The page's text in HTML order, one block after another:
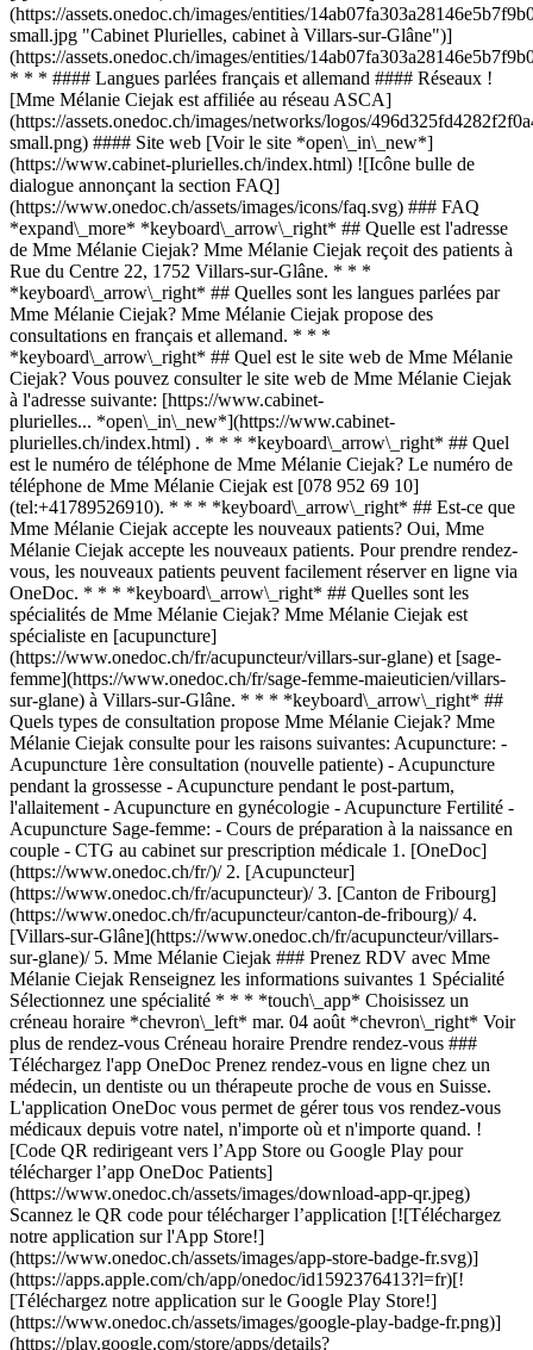
(https://assets.onedoc.ch/images/entities/
small.jpg "Cabinet Plurielles, cabinet à Villars-sur-Glâne")]
(https://assets.onedoc.ch/images/entities/
* * * #### Langues parlées français et allemand #### Réseaux !
[Mme Mélanie Ciejak est affiliée au réseau ASCA]
(https://assets.onedoc.ch/images/networks/logos/
small.png) #### Site web [Voir le site *open\_in\_new*]
(https://www.cabinet-plurielles.ch/index.html) ![Icône bulle de
dialogue annonçant la section FAQ]
(https://www.onedoc.ch/assets/images/icons/faq.svg) ### FAQ
*expand\_more* *keyboard\_arrow\_right* ## Quelle est l'adresse
de Mme Mélanie Ciejak? Mme Mélanie Ciejak reçoit des patients à
Rue du Centre 22, 1752 Villars-sur-Glâne. * * *
*keyboard\_arrow\_right* ## Quelles sont les langues parlées par
Mme Mélanie Ciejak? Mme Mélanie Ciejak propose des
consultations en français et allemand. * * *
*keyboard\_arrow\_right* ## Quel est le site web de Mme Mélanie
Ciejak? Vous pouvez consulter le site web de Mme Mélanie Ciejak
à l'adresse suivante: [https://www.cabinet-
plurielles... *open\_in\_new*](https://www.cabinet-
plurielles.ch/index.html) . * * * *keyboard\_arrow\_right* ## Quel
est le numéro de téléphone de Mme Mélanie Ciejak? Le numéro de
téléphone de Mme Mélanie Ciejak est [078 952 69 10]
(tel:+41789526910). * * * *keyboard\_arrow\_right* ## Est-ce que
Mme Mélanie Ciejak accepte les nouveaux patients? Oui, Mme
Mélanie Ciejak accepte les nouveaux patients. Pour prendre rendez-
vous, les nouveaux patients peuvent facilement réserver en ligne via
OneDoc. * * * *keyboard\_arrow\_right* ## Quelles sont les
spécialités de Mme Mélanie Ciejak? Mme Mélanie Ciejak est
spécialiste en [acupuncture]
(https://www.onedoc.ch/fr/acupuncteur/villars-sur-glane) et [sage-
femme](https://www.onedoc.ch/fr/sage-femme-maieuticien/villars-
sur-glane) à Villars-sur-Glâne. * * * *keyboard\_arrow\_right* ##
Quels types de consultation propose Mme Mélanie Ciejak? Mme
Mélanie Ciejak consulte pour les raisons suivantes: Acupuncture: -
Acupuncture 1ère consultation (nouvelle patiente) - Acupuncture
pendant la grossesse - Acupuncture pendant le post-partum,
l'allaitement - Acupuncture en gynécologie - Acupuncture Fertilité -
Acupuncture Sage-femme: - Cours de préparation à la naissance en
couple - CTG au cabinet sur prescription médicale 1. [OneDoc](https://www.onedoc.ch/fr/)/ 2. [Acupuncteur](https://www.onedoc.ch/fr/acupuncteur)/ 3. [Canton de Fribourg](https://www.onedoc.ch/fr/acupuncteur/canton-de-fribourg)/ 4. [Villars-sur-Glâne](https://www.onedoc.ch/fr/acupuncteur/villars-sur-glane)/ 5. Mme Mélanie Ciejak ### Prenez RDV avec Mme Mélanie Ciejak Renseignez les informations suivantes 1 Spécialité Sélectionnez une spécialité * * * *touch\_app* Choisissez un créneau horaire *chevron\_left* mar. 04 août *chevron\_right* Voir plus de rendez-vous Créneau horaire Prendre rendez-vous ### Téléchargez l'app OneDoc Prenez rendez-vous en ligne chez un médecin, un dentiste ou un thérapeute proche de vous en Suisse. L'application OneDoc vous permet de gérer tous vos rendez-vous médicaux depuis votre natel, n'importe où et n'importe quand. ![Code QR redirigeant vers l’App Store ou Google Play pour télécharger l’app OneDoc Patients](https://www.onedoc.ch/assets/images/download-app-qr.jpeg) Scannez le QR code pour télécharger l’application [![Téléchargez notre application sur l'App Store!](https://www.onedoc.ch/assets/images/app-store-badge-fr.svg)](https://apps.apple.com/ch/app/onedoc/id1592376413?l=fr)[![Téléchargez notre application sur le Google Play Store!](https://www.onedoc.ch/assets/images/google-play-badge-fr.png)](https://play.google.com/store/apps/details?id=ch.onedoc.patient&hl=fr-CH) *keyboard\_arrow\_right* ## Spécialités associées [Acupuncteur à Lausanne](https://www.onedoc.ch/fr/acupuncteur/lausanne)[Acupuncteur à Neuchâtel](https://www.onedoc.ch/fr/acupuncteur/neuchatel)[Acupuncteur à Vevey](https://www.onedoc.ch/fr/acupuncteur/vevey)[Acupuncteur à Marly](https://www.onedoc.ch/fr/acupuncteur/marly)[Acupuncteur à Villars-sur-Glâne](https://www.onedoc.ch/fr/acupuncteur/villars-sur-glane)[Acupuncteur à Romont FR](https://www.onedoc.ch/fr/acupuncteur/romont?state=FR)[Acupuncteur à Berne](https://www.onedoc.ch/fr/acupuncteur/berne)[Acupuncteur à Fribourg](https://www.onedoc.ch/fr/acupuncteur/fribourg)[Acupuncteur à Yverdon-les-Bains](https://www.onedoc.ch/fr/acupuncteur/yverdon-les-bains)[Acupuncteur à Pully](https://www.onedoc.ch/fr/acupuncteur/pully)[Acupuncteur à Bulle](https://www.onedoc.ch/fr/acupuncteur/bulle)[Acupuncteur à Bienne](https://www.onedoc.ch/fr/acupuncteur/bienne)[Acupuncteur à Châtel-Saint-Denis](https://www.onedoc.ch/fr/acupuncteur/chatel-saint-denis)[Acupuncteur à Montreux](https://www.onedoc.ch/fr/acupuncteur/montreux)[Acupuncteur à Oulens-sous-Echallens](https://www.onedoc.ch/fr/acupuncteur/oulens-sous-echallens)[Acupuncteur à Payerne](https://www.onedoc.ch/fr/acupuncteur/payerne)[Acupuncteur à Cheseaux-sur-Lausanne](https://www.onedoc.ch/fr/acupuncteur/cheseaux-sur-lausanne)[Acupuncteur à Estavayer](https://www.onedoc.ch/fr/acupuncteur/estavayer)[Acupuncteur à Blonay - Saint-Légier](https://www.onedoc.ch/fr/acupuncteur/blonay-saint-legier)[Acupuncteur à Corsier-sur-Vevey](https://www.onedoc.ch/fr/acupuncteur/corsier-sur-vevey)[Acupuncteur à Saint-Aubin](https://www.onedoc.ch/fr/acupuncteur/saint-aubin) *keyboard\_arrow\_right* ## Recherches fréquentes [Physiothérapeute à Lausanne](https://www.onedoc.ch/fr/physiotherapeute/lausanne)[Psychologue à Lausanne](https://www.onedoc.ch/fr/psychologue/lausanne)[Masseur classique à Lausanne](https://www.onedoc.ch/fr/masseur-classique/lausanne)[Ostéopathe à Lausanne](https://www.onedoc.ch/fr/osteopathe/lausanne)[Médecin généraliste à Lausanne](https://www.onedoc.ch/fr/medecin-generaliste/lausanne)[Médecin généraliste à Berne](https://www.onedoc.ch/fr/medecin-generaliste/berne)[Gynécologue obstétricien à Berne](https://www.onedoc.ch/fr/gynecologue-obstetricien/berne)[Thérapeute en drainage lymphatique à Lausanne](https://www.onedoc.ch/fr/therapeute-en-drainage-lymphatique/lausanne)[Physiothérapeute à Berne](https://www.onedoc.ch/fr/physiotherapeute/berne)[Réflexologue à Lausanne](https://www.onedoc.ch/fr/reflexologue/lausanne)[Médecin-dentiste à Lausanne](https://www.onedoc.ch/fr/medecin-dentiste/lausanne)[Ophtalmologue à Lausanne](https://www.onedoc.ch/fr/ophtalmologue/lausanne)[Ophtalmologue à Berne](https://www.onedoc.ch/fr/ophtalmologue/berne)[Acupuncteur à Lausanne](https://www.onedoc.ch/fr/acupuncteur/lausanne)[Masseur thérapeutique à Lausanne](https://www.onedoc.ch/fr/masseur-therapeutique/lausanne)[Thérapeute en hypnose à Lausanne](https://www.onedoc.ch/fr/therapeute-en-hypnose/lausanne)[Spécialiste en médecine interne générale à Berne](https://www.onedoc.ch/fr/specialiste-en-medecine-interne-generale/berne)[Thérapeute en nutrition MCO à Lausanne](https://www.onedoc.ch/fr/therapeute-en-nutrition-mco/lausanne)[Ostéopathe à Fribourg](https://www.onedoc.ch/fr/osteopathe/fribourg)[Naturopathe MCO/TEN à Lausanne](https://www.onedoc.ch/fr/naturopathe-mco-ten/lausanne)[Gynécologue obstétricien à Lausanne](https://www.onedoc.ch/fr/gynecologue-obstetricien/lausanne) *keyboard\_arrow\_right* ## Annuaire des professionnels de santé suisses [Liste des praticiens](https://www.onedoc.ch/fr/annuaire) [A](https://www.onedoc.ch/fr/annuaire/A) [B](https://www.onedoc.ch/fr/annuaire/B) [C](https://www.onedoc.ch/fr/annuaire/C) [D](https://www.onedoc.ch/fr/annuaire/D) [E](https://www.onedoc.ch/fr/annuaire/E) [F](https://www.onedoc.ch/fr/annuaire/F) [G](https://www.onedoc.ch/fr/annuaire/G) [H](https://www.onedoc.ch/fr/annuaire/H) [I](https://www.onedoc.ch/fr/annuaire/I) [J](https://www.onedoc.ch/fr/annuaire/J) [K](https://www.onedoc.ch/fr/annuaire/K) [L](https://www.onedoc.ch/fr/annuaire/L) [M](https://www.onedoc.ch/fr/annuaire/M) [N](https://www.onedoc.ch/fr/annuaire/N) [O](https://www.onedoc.ch/fr/annuaire/O) [P](https://www.onedoc.ch/fr/annuaire/P) [Q](https://www.onedoc.ch/fr/annuaire/Q) [R](https://www.onedoc.ch/fr/annuaire/R) [S](https://www.onedoc.ch/fr/annuaire/S) [T](https://www.onedoc.ch/fr/annuaire/T) [U](https://www.onedoc.ch/fr/annuaire/U) [V](https://www.onedoc.ch/fr/annuaire/V) [W](https://www.onedoc.ch/fr/annuaire/W) [X](https://www.onedoc.ch/fr/annuaire/X) [Y](https://www.onedoc.ch/fr/annuaire/Y) [Z](https://www.onedoc.ch/fr/annuaire/Z) ## OneDoc [Pour les professionnels de santé](https://info.onedoc.ch/fr/) [À propos de nous](https://info.onedoc.ch/fr/raison-d-etre/) [Presse](https://info.onedoc.ch/fr/presse/) [Carrières](https://career.onedoc.ch/fr) [Centre de confidentialité](https://privacy.onedoc.ch/fr/) [Gestion des cookies](javascript:Didomi.preferences.show%28%29) [Centre d'aide](https://help.onedoc.ch/fr/) ## Langues [Deutsch](https://www.onedoc.ch/de/akupunkteurin/villars-sur-glane/pcdca/melanie-ciejak) [Français](https://www.onedoc.ch/fr/acupunctrice/villars-sur-glane/pcdca/melanie-ciejak) [Italiano](https://www.onedoc.ch/it/agopuntrice/villars-sur-glane/pcdca/melanie-ciejak) [English](https://www.onedoc.ch/en/acupuncturist/villars-sur-glane/pcdca/melanie-ciejak) ## Spécialités associées [Acupuncture à Lausanne](https://www.onedoc.ch/fr/acupuncteur/lausanne) [Acupuncture à Neuchâtel](https://www.onedoc.ch/fr/acupuncteur/neuchatel) [Acupuncture à Vevey](https://www.onedoc.ch/fr/acupuncteur/vevey) [Acupuncture à Marly](https://www.onedoc.ch/fr/acupuncteur/marly) [Acupuncture à Villars-sur-Glâne](https://www.onedoc.ch/fr/acupuncteur/villars-sur-glane) [Acupuncture à Romont FR](https://www.onedoc.ch/fr/acupuncteur/romont?state=FR) [Acupuncture à Berne](https://www.onedoc.ch/fr/acupuncteur/berne) [Acupuncture à Fribourg](https://www.onedoc.ch/fr/acupuncteur/fribourg) [Acupuncture à Yverdon-les-Bains](https://www.onedoc.ch/fr/acupuncteur/yverdon-les-bains) [Acupuncture à Pully](https://www.onedoc.ch/fr/acupuncteur/pully) [Acupuncture à Bulle](https://www.onedoc.ch/fr/acupuncteur/bulle) [Acupuncture à Bienne](https://www.onedoc.ch/fr/acupuncteur/bienne) [Acupuncture à Châtel-Saint-Denis](https://www.onedoc.ch/fr/acupuncteur/chatel-saint-denis) [Acupuncture à Montreux](https://www.onedoc.ch/fr/acupuncteur/montreux) [Acupuncture à Oulens-sous-Echallens](https://www.onedoc.ch/fr/acupuncteur/oulens-sous-echallens) [Acupuncture à Payerne](https://www.onedoc.ch/fr/acupuncteur/payerne) [Acupuncture à Cheseaux-sur-Lausanne](https://www.onedoc.ch/fr/acupuncteur/cheseaux-sur-lausanne) [Acupuncture à Estavayer](https://www.onedoc.ch/fr/acupuncteur/estavayer) [Acupuncture à Blonay - Saint-Légier](https://www.onedoc.ch/fr/acupuncteur/blonay-saint-legier) [Acupuncture à Corsier-sur-Vevey](https://www.onedoc.ch/fr/acupuncteur/corsier-sur-vevey) [Acupuncture à Saint-Aubin](https://www.onedoc.ch/fr/acupuncteur/saint-aubin) ## Recherches fréquentes [Physiothérapeute à Lausanne](https://www.onedoc.ch/fr/physiotherapeute/lausanne) [Psychologue à Lausanne](https://www.onedoc.ch/fr/psychologue/lausanne) [Massage classique à Lausanne](https://www.onedoc.ch/fr/masseur-classique/lausanne) [Ostéopathe à Lausanne](https://www.onedoc.ch/fr/osteopathe/lausanne) [Médecin généraliste à Lausanne](https://www.onedoc.ch/fr/medecin-generaliste/lausanne) [Médecin généraliste à Berne](https://www.onedoc.ch/fr/medecin-generaliste/berne) [Gynécologue obstétricien à Berne](https://www.onedoc.ch/fr/gynecologue-obstetricien/berne) [Thérapeute en drainage lymphatique à Lausanne](https://www.onedoc.ch/fr/therapeute-en-drainage-lymphatique/lausanne) [Physiothérapeute à Berne](https://www.onedoc.ch/fr/physiotherapeute/berne) [Réflexologue à Lausanne](https://www.onedoc.ch/fr/reflexologue/lausanne) [Médecin-dentiste à Lausanne](https://www.onedoc.ch/fr/medecin-dentiste/lausanne) [Ophtalmologue à Lausanne](https://www.onedoc.ch/fr/ophtalmologue/lausanne) [Ophtalmologue à Berne](https://www.onedoc.ch/fr/ophtalmologue/berne) [Acupuncture à Lausanne](https://www.onedoc.ch/fr/acupuncteur/lausanne) [Massage thérapeutique à Lausanne](https://www.onedoc.ch/fr/masseur-therapeutique/lausanne) [Thérapeute en hypnose à Lausanne](https://www.onedoc.ch/fr/therapeute-en-hypnose/lausanne) [Spécialiste en médecine interne générale